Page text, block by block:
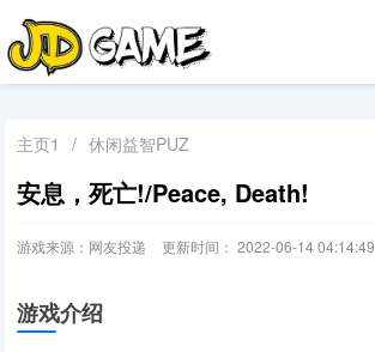
主页1 / 休闲益智PUZ
安息，死亡!/Peace, Death!
游戏来源：网友投递 更新时间： 2022-06-14 04:14:49
游戏介绍